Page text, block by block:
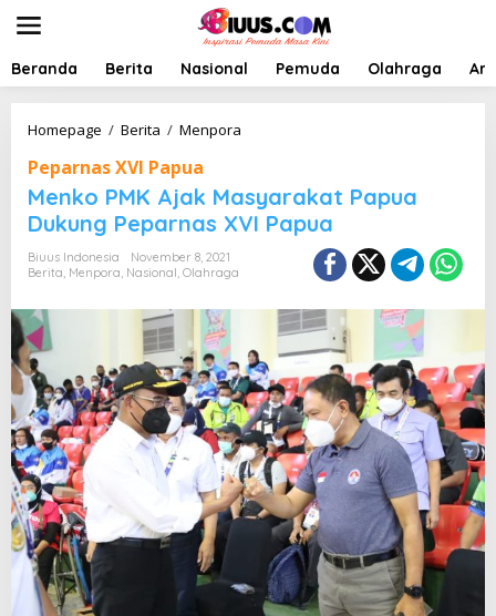
t
Beranda Berita Nasional Pemuda Olahraga
Homepage / Berita / Menpora
k
o
P
M
a
s
y
a
r
a
k
a
Peparnas XVI Papua
Menko PMK Ajak Masyarakat Papua
Dukung Peparnas XVI Papua
Biuus Indonesia
November 8, 2021
Berita, Menpora, Nasional, Olahraga